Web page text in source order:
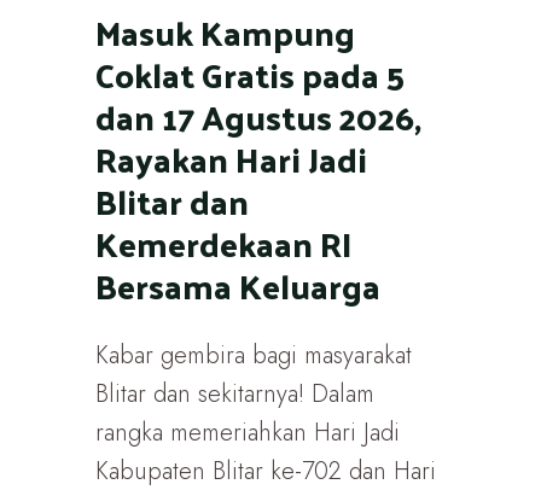
Masuk Kampung
Coklat Gratis pada 5
dan 17 Agustus 2026,
Rayakan Hari Jadi
Blitar dan
Kemerdekaan RI
Bersama Keluarga
Kabar gembira bagi masyarakat
Blitar dan sekitarnya! Dalam
rangka memeriahkan Hari Jadi
Kabupaten Blitar ke-702 dan Hari